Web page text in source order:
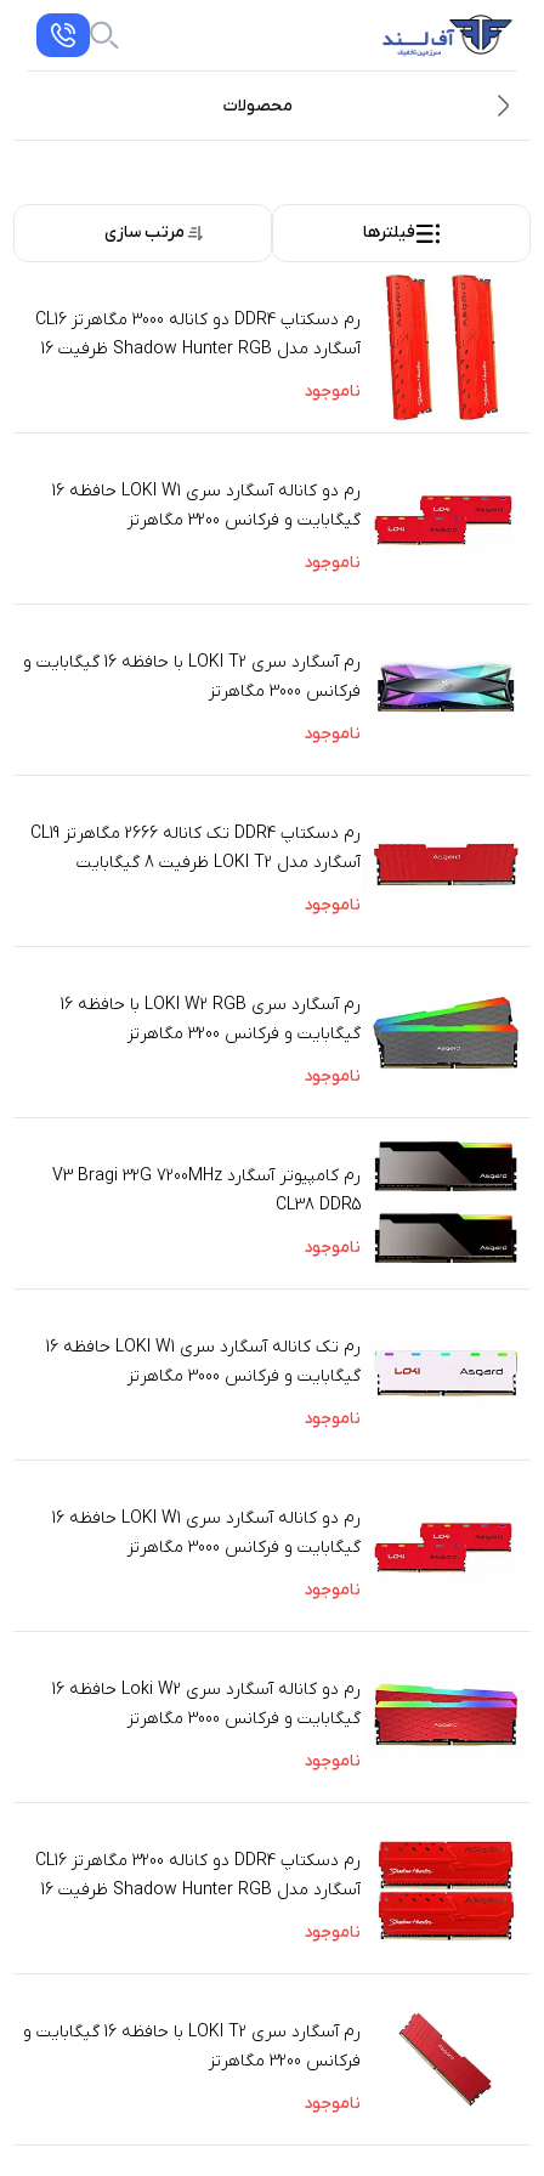
محصولات
فیلترها مرتب سازی
رم دسکتاپ DDR4 دو کاناله 3000 مگاهرتز CL16
آسگارد مدل Shadow Hunter RGB ظرفیت 16
ناموجود
رم دو کاناله آسگارد سری LOKI W1 حافظه 16
گیگابایت و فرکانس 3200 مگاهرتز
ناموجود
رم آسگارد سری LOKI T2 با حافظه 16 گیگابایت و
فرکانس 3000 مگاهرتز
ناموجود
رم دسکتاپ DDR4 تک کاناله 2666 مگاهرتز CL19
آسگارد مدل LOKI T2 ظرفیت 8 گیگابایت
ناموجود
رم آسگارد سری LOKI W2 RGB با حافظه 16
گیگابایت و فرکانس 3200 مگاهرتز
ناموجود
رم کامپیوتر آسگارد V3 Bragi 32G 7200MHz
CL38 DDR5
ناموجود
رم تک کاناله آسگارد سری LOKI W1 حافظه 16
گیگابایت و فرکانس 3000 مگاهرتز
ناموجود
رم دو کاناله آسگارد سری LOKI W1 حافظه 16
گیگابایت و فرکانس 3000 مگاهرتز
ناموجود
رم دو کاناله آسگارد سری Loki W2 حافظه 16
گیگابایت و فرکانس 3000 مگاهرتز
ناموجود
رم دسکتاپ DDR4 دو کاناله 3200 مگاهرتز CL16
آسگارد مدل Shadow Hunter RGB ظرفیت 16
ناموجود
رم آسگارد سری LOKI T2 با حافظه 16 گیگابایت و
فرکانس 3200 مگاهرتز
ناموجود